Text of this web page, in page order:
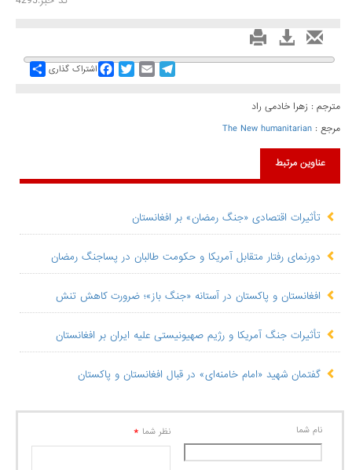
Share اشتراک گذاری
FacebookTwitterEmail
Telegram
مترجم : زهرا خادمی راد
مرجع : The New humanitarian
عناوین مرتبط
تأثیرات اقتصادی «جنگ رمضان» بر افغانستان
دورنمای رفتار متقابل آمریکا و حکومت طالبان در پساجنگ رمضان
افغانستان و پاکستان در آستانه «جنگ باز»؛ ضرورت کاهش تنش
تأثیرات جنگ آمریکا و رژیم صهیونیستی علیه ایران بر افغانستان
گفتمان شهید «امام خامنه‌ای» در قبال افغانستان و پاکستان
نام شما نظر شما *